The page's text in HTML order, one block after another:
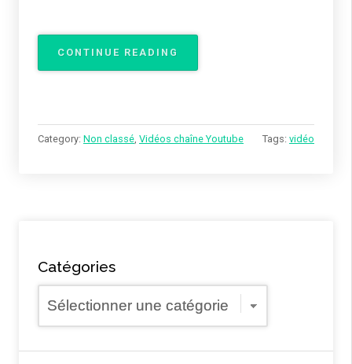
CONTINUE READING
INSPIRÉES »
Category: Non classé, Vidéos chaîne Youtube Tags: vidéo
Catégories